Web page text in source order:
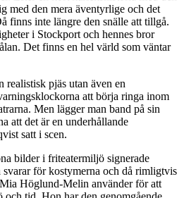
med den mera äventyrlige och det
finns inte längre den snälle att tillgå.
i Stockport och hennes bror
Det finns en hel värld som väntar
realistisk pjäs utan även en
att börja ringa inom
Men lägger man band på sin
att det är en underhållande
satt i scen.
bilder i friteatermiljö signerade
för kostymerna och då rimligtvis
Höglund-Melin använder för att